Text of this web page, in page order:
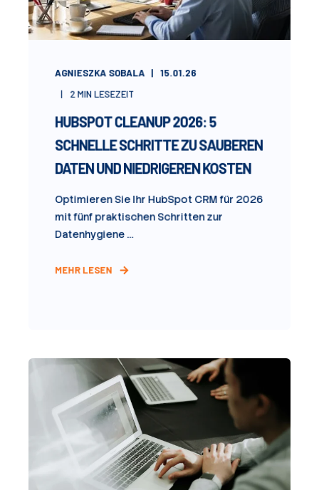
AGNIESZKA SOBALA
15.01.26
2 MIN LESEZEIT
HUBSPOT CLEANUP 2026: 5
SCHNELLE SCHRITTE ZU SAUBEREN
DATEN UND NIEDRIGEREN KOSTEN
Optimieren Sie Ihr HubSpot CRM für 2026
mit fünf praktischen Schritten zur
Datenhygiene ...
MEHR LESEN